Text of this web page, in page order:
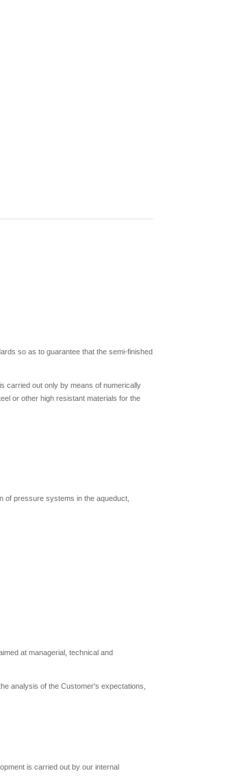
so as to guarantee that the semi-finished
carried out only by means of numerically
or other high resistant materials for the
of pressure systems in the aqueduct,
at managerial, technical and
analysis of the Customer's expectations,
is carried out by our internal